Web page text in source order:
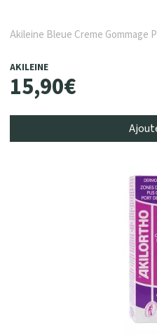
Akileine Bleue Creme Gommage
AKILEINE
15,90€